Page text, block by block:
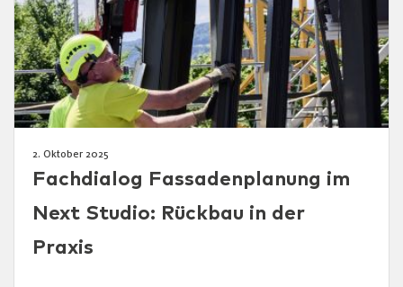
2. Oktober 2025
Fachdialog Fassadenplanung im
Next Studio: Rückbau in der
Praxis